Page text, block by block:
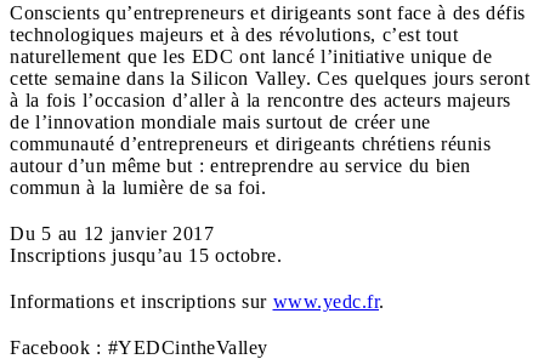
Conscients qu’entrepreneurs et dirigeants sont face à des défis
technologiques majeurs et à des révolutions, c’est tout
naturellement que les EDC ont lancé l’initiative unique de
cette semaine dans la Silicon Valley. Ces quelques jours seront
à la fois l’occasion d’aller à la rencontre des acteurs majeurs
de l’innovation mondiale mais surtout de créer une
communauté d’entrepreneurs et dirigeants chrétiens réunis
autour d’un même but : entreprendre au service du bien
commun à la lumière de sa foi.
Du 5 au 12 janvier 2017
Inscriptions jusqu’au 15 octobre.
Informations et inscriptions sur www.yedc.fr.
Facebook : #YEDCintheValley